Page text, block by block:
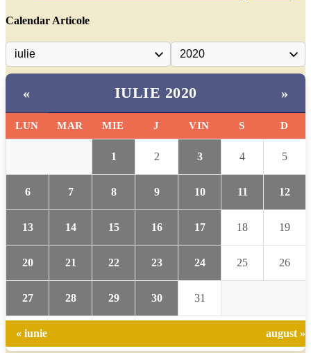
Calendar Articole
« IULIE 2020 »
LUN MAR MIE J VIN S D
1 2 3 4 5
6 7 8 9 10 11 12
13 14 15 16 17 18 19
20 21 22 23 24 25 26
27 28 29 30 31
« iunie august »